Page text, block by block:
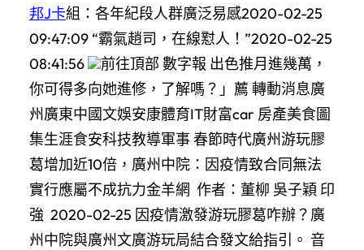
邦J卡組：各年紀段人群廣泛易感2020-02-25
09:47:09 “霸氣趙司，在線懟人！”2020-02-25
08:41:56
前往頂部 數字報 出色推月進幾萬，
你可得多向她進修，了解嗎？」薦 轉動消息廣
州廣東中國文娛安康體育IT財富car 房產美食圖
集生涯食安科技教導軍事 春節時代廣州游玩膠
葛增加近10倍，廣州中院：因疫情致合同無法
實行應屬不成抗力金羊網 作者：董柳 吳子穎 印
強 2020-02-25 因疫情激發游玩膠葛咋辦？廣
州中院與廣州文廣游玩局結合發文給指引。 音